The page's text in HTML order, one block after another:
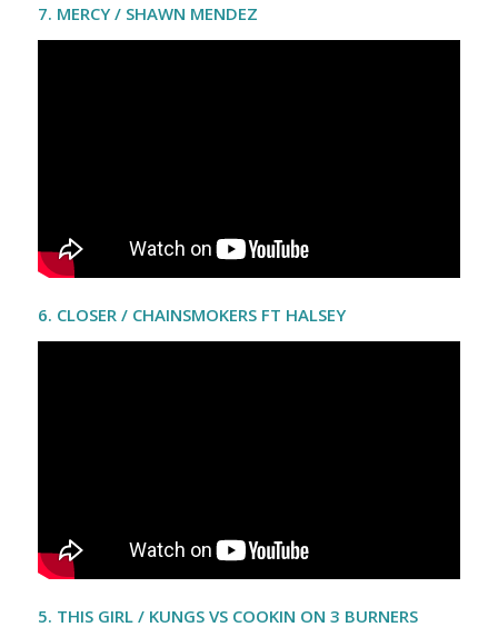
7. MERCY / SHAWN MENDEZ
6. CLOSER / CHAINSMOKERS FT HALSEY
5. THIS GIRL / KUNGS VS COOKIN ON 3 BURNERS